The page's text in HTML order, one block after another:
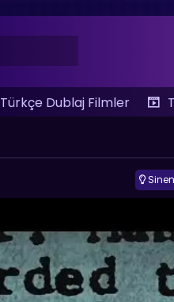
Türkçe Dublaj Filmler